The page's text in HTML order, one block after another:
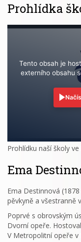
Prohlídka
Tento obsah je
externího obsahu
Prohlídku naší školy
Ema
Ema Destinnová
pěvkyně a všestranně
Poprvé s obrovským
Dvorní opeře.
V Metropolitní opeře v